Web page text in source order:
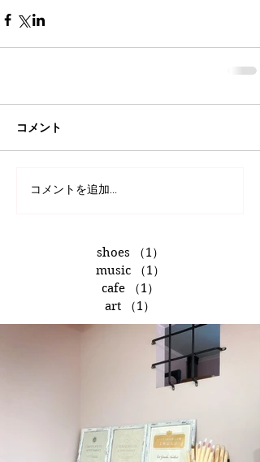
コメント
コメントを追加…
shoes （1）
music
（1）
cafe
（1）
art
（1）